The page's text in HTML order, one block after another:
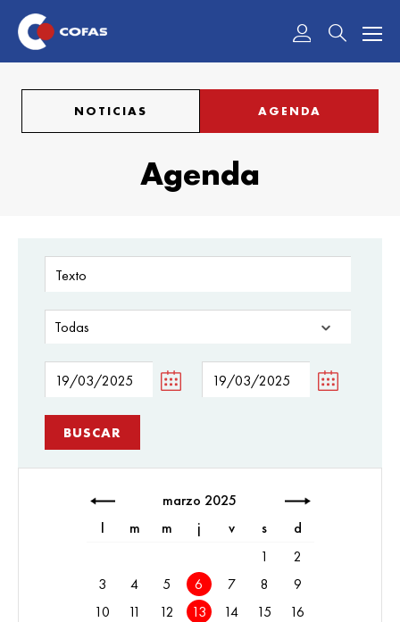
NOTICIAS AGENDA
Agenda
marzo 2025
l
m m j v s
d
1
2
3
4 5 6 7 8
9
10
11 12 13 14 15
16